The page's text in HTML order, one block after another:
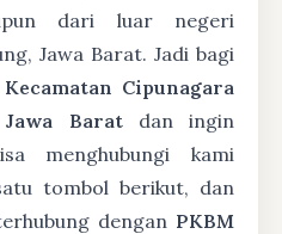
dari luar negeri
Jawa Barat. Jadi bagi
Kecamatan Cipunagara
Jawa Baratdan ingin
menghubungi kami
tombol berikut, dan
dengan PKBM